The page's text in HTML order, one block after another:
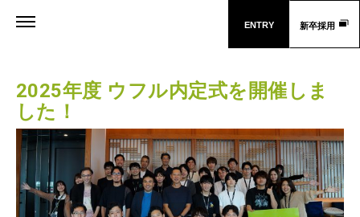
新卒採用
ENTRY
2025年度 ウフル内定式を開催しま
した！